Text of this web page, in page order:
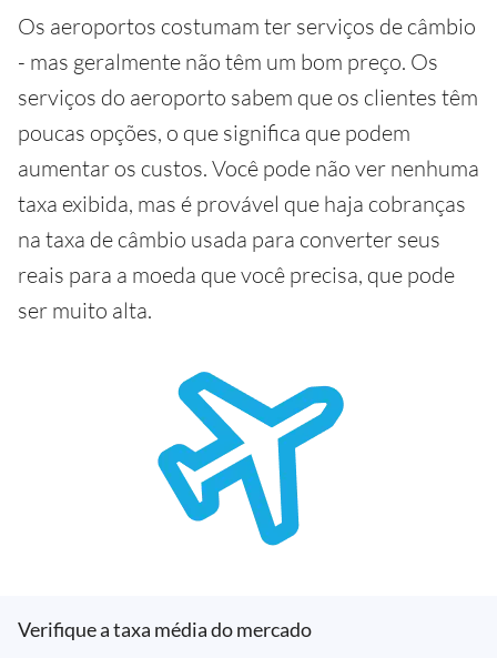
Os aeroportos costumam ter serviços de câmbio
- mas geralmente não têm um bom preço. Os
serviços do aeroporto sabem que os clientes têm
poucas opções, o que significa que podem
aumentar os custos. Você pode não ver nenhuma
taxa exibida, mas é provável que haja cobranças
na taxa de câmbio usada para converter seus
reais para a moeda que você precisa, que pode
ser muito alta.
Verifique a taxa média do mercado